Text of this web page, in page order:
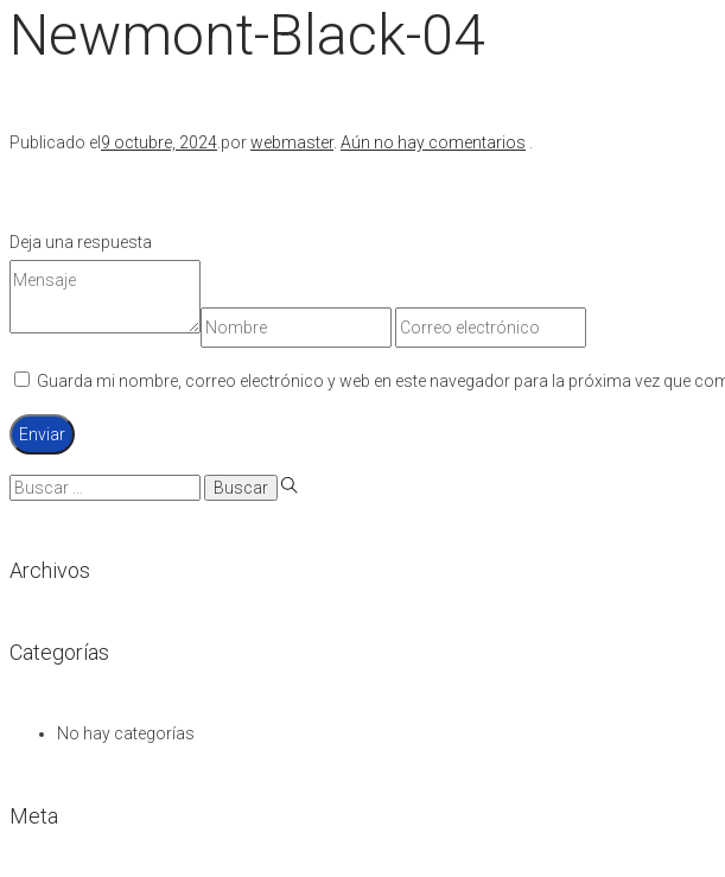
Newmont-Black-04
Publicado el 9 octubre, 2024 porwebmaster. Aún no hay comentarios
Deja una respuesta
Guarda mi nombre, correo electrónico y web en este navegador para la próxima vez que
Búsqueda
Archivos
Categorías
No hay categorías
Meta